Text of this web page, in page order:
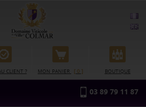
CLIENT ? MON PANIER [ 0 ] BOUTIQUE
03 89 79 11 87